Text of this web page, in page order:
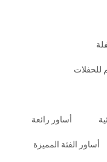
للحفلات
أساور رائعة
أساور الفئة المميزة